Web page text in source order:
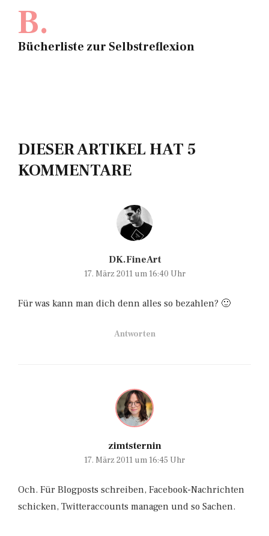
B.
Bücherliste zur Selbstreflexion
DIESER ARTIKEL HAT 5
KOMMENTARE
DK.FineArt
17. März 2011 um 16:40 Uhr
Für was kann man dich denn alles so bezahlen? 🙂
Antworten
zimtsternin
17. März 2011 um 16:45 Uhr
Och. Für Blogposts schreiben, Facebook-Nachrichten
schicken, Twitteraccounts managen und so Sachen.